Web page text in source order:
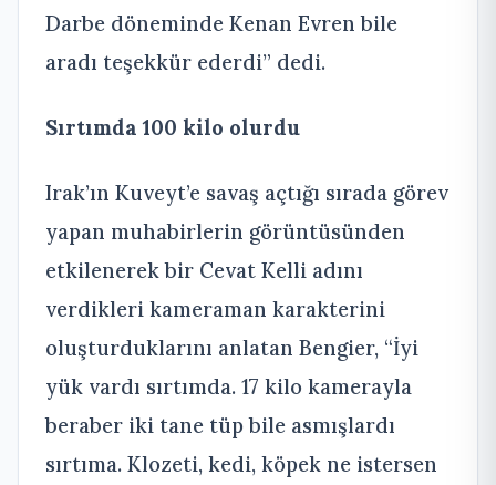
Darbe döneminde Kenan Evren bile
aradı teşekkür ederdi” dedi.
Sırtımda 100 kilo olurdu
Irak’ın Kuveyt’e savaş açtığı sırada görev
yapan muhabirlerin görüntüsünden
etkilenerek bir Cevat Kelli adını
verdikleri kameraman karakterini
oluşturduklarını anlatan Bengier, “İyi
yük vardı sırtımda. 17 kilo kamerayla
beraber iki tane tüp bile asmışlardı
sırtıma. Klozeti, kedi, köpek ne istersen